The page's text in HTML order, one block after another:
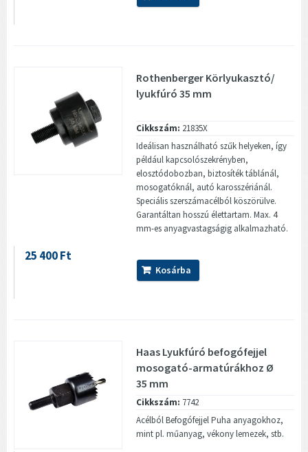
Rothenberger Körlyukasztó/
lyukfúró 35 mm
Cikkszám: 21835X
Ideálisan használható szűk helyeken, így
például kapcsolószekrényben,
elosztódobozban, biztosíték táblánál,
mosogatóknál, autó karosszériánál.
Speciális szerszámacélból köszörülve.
Garantáltan hosszú élettartam. Max. 4
mm-es anyagvastagságig alkalmazható.
25 400 Ft
Kosárba
Haas Lyukfúró befogófejjel
mosogató-armatúrákhoz Ø
35 mm
Cikkszám: 7742
Acélból Befogófejjel Puha anyagokhoz,
mint pl. műanyag, vékony lemezek, stb.